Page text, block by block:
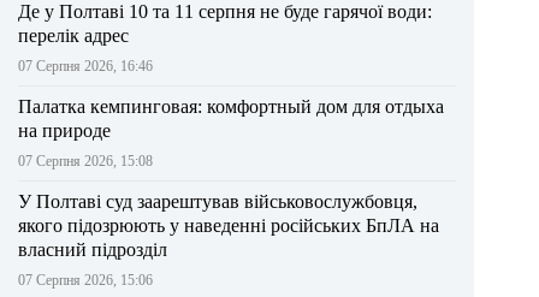
Де у Полтаві 10 та 11 серпня не буде гарячої води:
перелік адрес
07 Серпня 2026, 16:46
Палатка кемпинговая: комфортный дом для отдыха
на природе
07 Серпня 2026, 15:08
У Полтаві суд заарештував військовослужбовця,
якого підозрюють у наведенні російських БпЛА на
власний підрозділ
07 Серпня 2026, 15:06